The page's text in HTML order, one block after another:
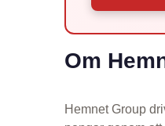
Om
Hemnet Group